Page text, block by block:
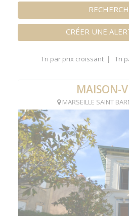
CRÉER UNE
Tri par prix croissant | Tri
MAISON-
MARSEILLE SAINT